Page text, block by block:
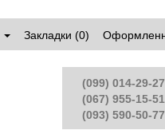
Закладки (0)
(099) 014-29-27
(067) 955-15-51
(093) 590-50-77